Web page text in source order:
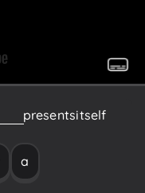
presentsitself
a